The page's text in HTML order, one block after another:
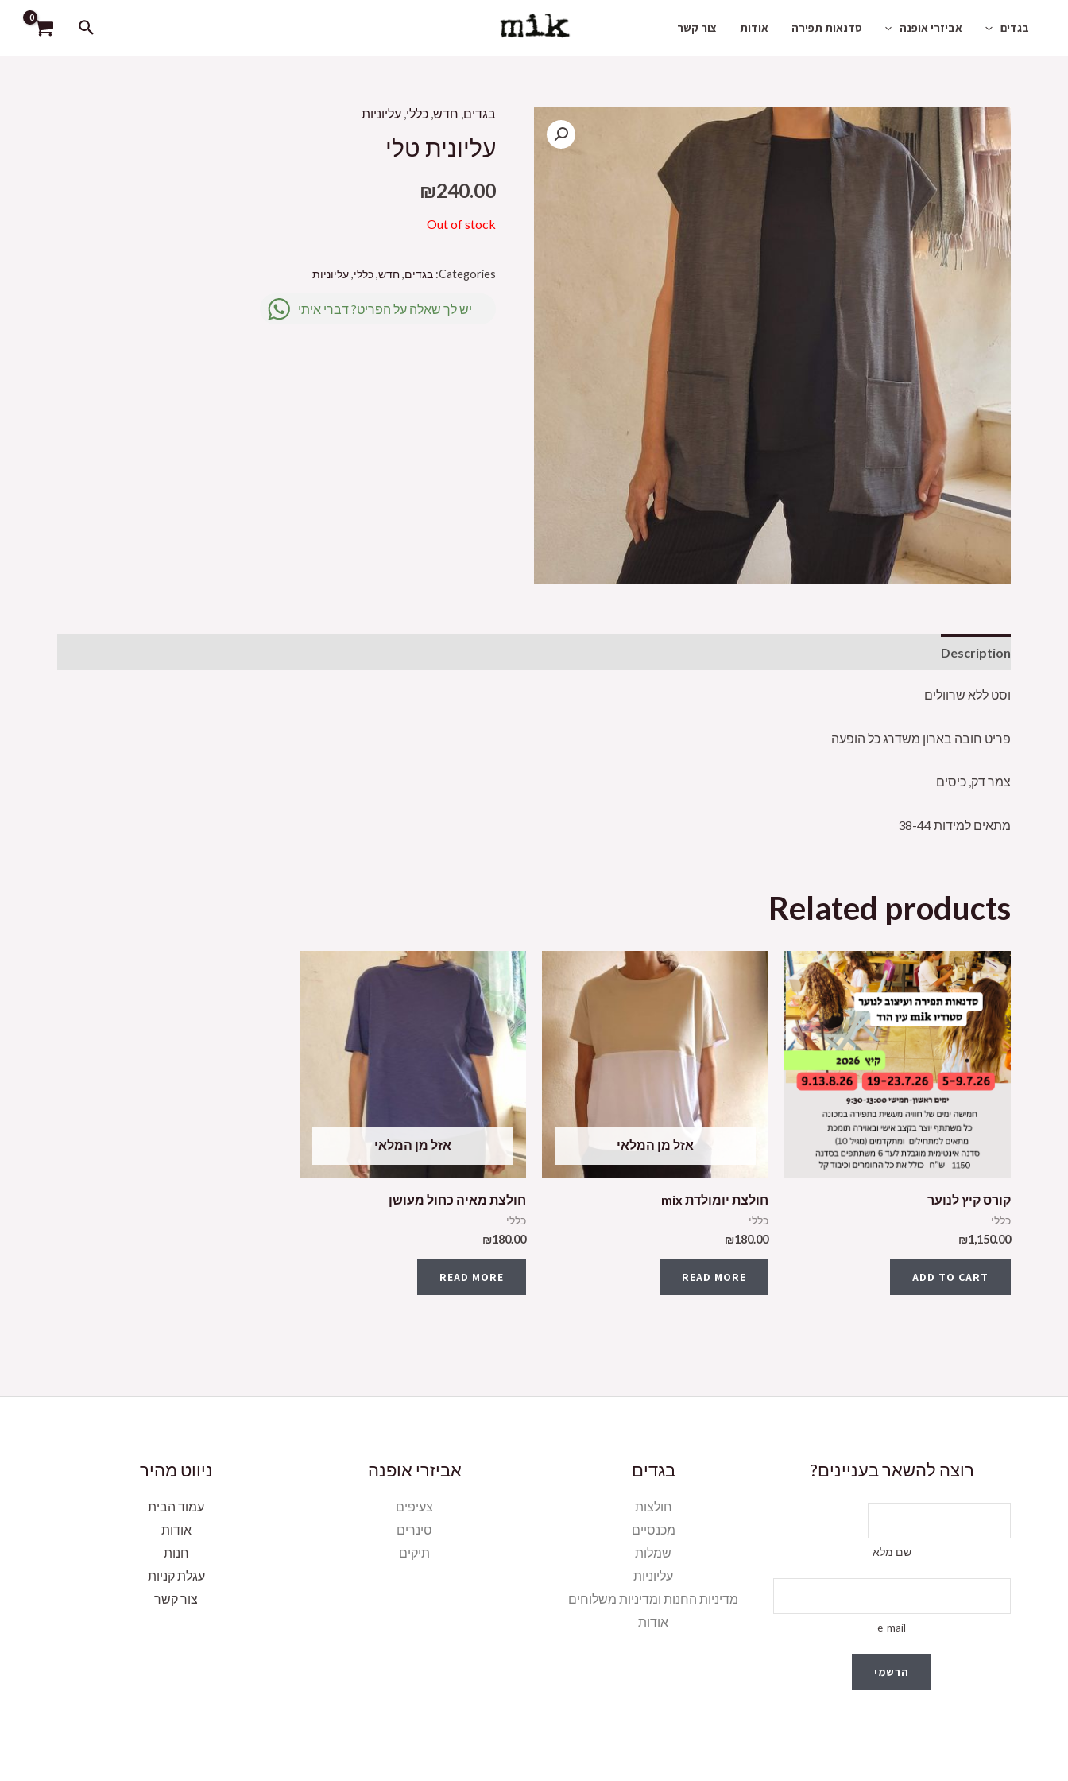
בגדים אביזרי אופנה סדנאות תפירה אודות צור קשר חיפוש
בגדים, חדש, כללי, עליוניות
עליונית טלי
₪240.00
Out of stock
Categories: בגדים, חדש,כללי,עליוניות
יש לך שאלה על הפריט? דברי איתי
Description
וסט ללא שרוולים
פריט חובה בארון משדרג כל הופעה
צמר דק, כיסים
מתאים למידות 38-44
Related products
קורס קיץ לנוער
כללי
₪1,150.00
ADD TO CART
אזל מן המלאי
חולצת יומולדת mix
כללי
₪180.00
READ MORE
אזל מן המלאי
חולצת מאיה כחול מעושן
כללי
₪180.00
READ MORE
רוצה להשאר בעניינים?
שם מלא
e-mail
הרשמי
בגדים
חולצות
מכנסיים
שמלות
עליוניות
מדיניות החנות ומדיניות משלוחים
אודות
אביזרי אופנה
צעיפים
סינרים
תיקים
ניווט מהיר
עמוד הבית
אודות
חנות
עגלת קניות
צור קשר